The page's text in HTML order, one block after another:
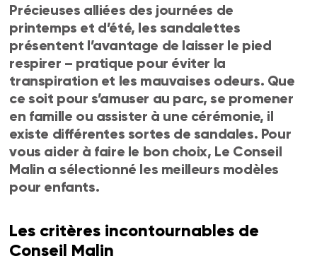
Précieuses alliées des journées de
printemps et d’été, les sandalettes
présentent l’avantage de laisser le pied
respirer – pratique pour éviter la
transpiration et les mauvaises odeurs. Que
ce soit pour s’amuser au parc, se promener
en famille ou assister à une cérémonie, il
existe différentes sortes de sandales. Pour
vous aider à faire le bon choix, Le Conseil
Malin a sélectionné les meilleurs modèles
pour enfants.
Les critères incontournables de
Conseil Malin